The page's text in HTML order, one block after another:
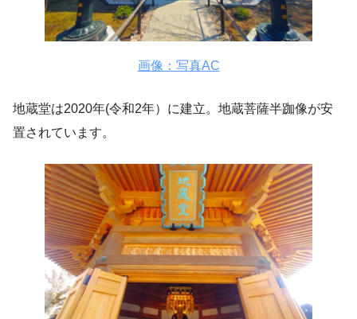
画像：写真AC
地蔵堂は2020年(令和2年）に建立。地蔵菩薩半跏像が安
置されています。